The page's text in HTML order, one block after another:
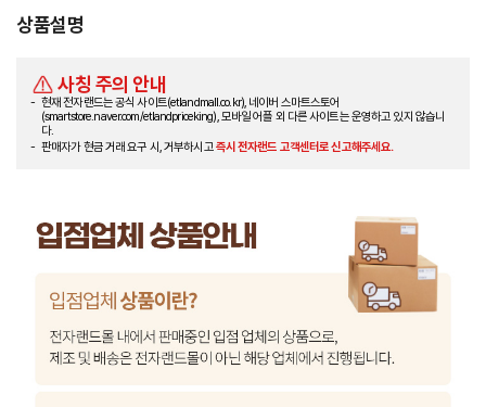
상품설명
사칭 주의 안내
현재 전자랜드는 공식 사이트(etlandmall.co.kr), 네이버 스마트스토어
(smartstore.naver.com/etlandpriceking), 모바일 어플 외 다른 사이트는 운영하고 있지 않습니
다.
판매자가 현금 거래 요구 시, 거부하시고즉시 전자랜드 고객센터로 신고해주세요.